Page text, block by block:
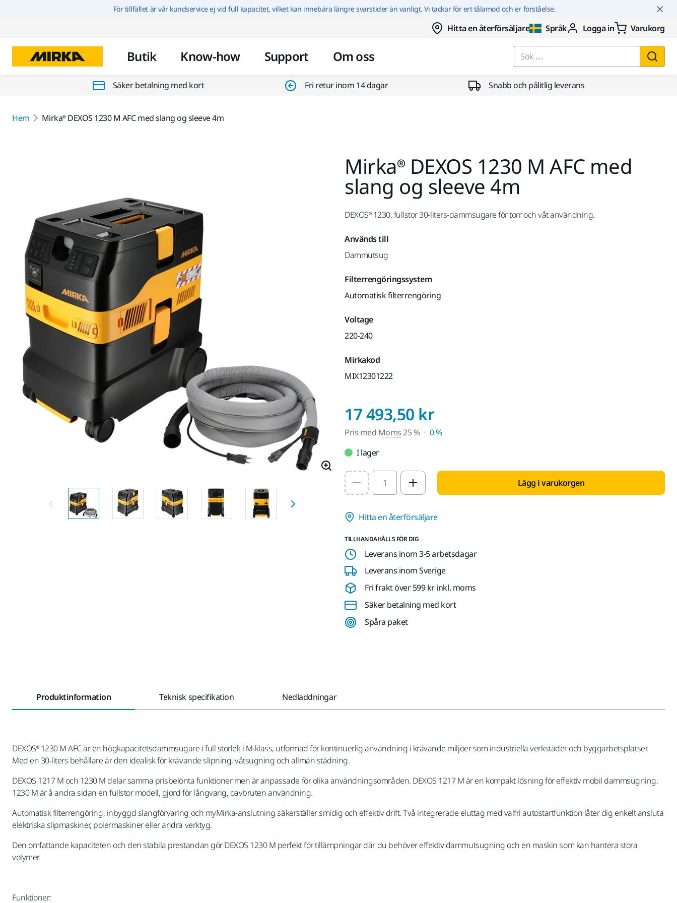
Hoppa till innehållet
För tillfället är vår kundservice ej vid full kapacitet, vilket kan innebära längre svarstider än vanligt. Vi tackar för ert tålamod och er förståelse.
Hitta en återförsäljare Språk Logga in Varukorg
Butik Know-how Support Om oss Sök …
Säker betalning med kort Fri retur inom 14 dagar Snabb och pålitlig leverans
Hem Mirka® DEXOS 1230 M AFC med slang og sleeve 4m
Mirka® DEXOS 1230 M AFC med
slang og sleeve 4m
DEXOS® 1230, fullstor 30-liters-dammsugare för torr och våt användning.
Används till
Dammutsug
Filterrengöringssystem
Automatisk filterrengöring
Voltage
220-240
Mirkakod
MIX12301222
17 493,50 krPris med Moms 25 %
Pris med Moms25 %
0 %
I lager
Select quantity value Lägg i varukorgen
Hitta en återförsäljare
TILLHANDAHÅLLS FÖR DIG
Leverans inom 3-5 arbetsdagar
Leverans inom Sverige
Fri frakt över 599 kr inkl. moms
Säker betalning med kort
Spåra paket
Produktinformation Teknisk specifikation Nedladdningar
DEXOS® 1230 M AFC är en högkapacitetsdammsugare i full storlek i M-klass, utformad för kontinuerlig användning i krävande miljöer som industriella verkstäder och byggarbetsplatser.
Med en 30-liters behållare är den idealisk för krävande slipning, våtsugning och allmän städning.
DEXOS 1217 M och 1230 M delar samma prisbelönta funktioner men är anpassade för olika användningsområden. DEXOS 1217 M är en kompakt lösning för effektiv mobil dammsugning.
1230 M är å andra sidan en fullstor modell, gjord för långvarig, oavbruten användning.
Automatisk filterrengöring, inbyggd slangförvaring och myMirka-anslutning säkerställer smidig och effektiv drift. Två integrerade eluttag med valfri autostartfunktion låter dig enkelt ansluta
elektriska slipmaskiner, polermaskiner eller andra verktyg.
Den omfattande kapaciteten och den stabila prestandan gör DEXOS 1230 M perfekt för tillämpningar där du behöver effektiv dammutsugning och en maskin som kan hantera stora
volymer.
Funktioner: